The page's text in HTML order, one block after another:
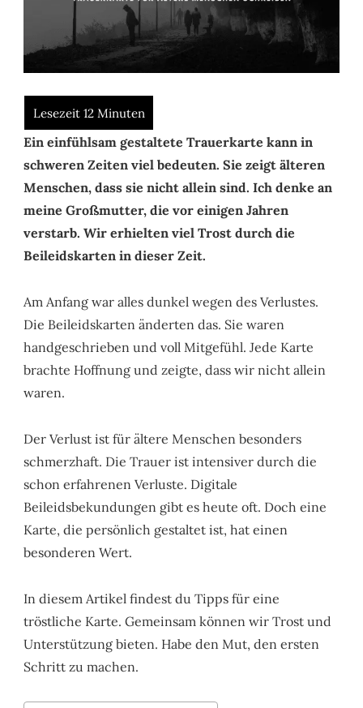
Ein einfühlsam gestaltete Trauerkarte kann in
schweren Zeiten viel bedeuten. Sie zeigt älteren
Menschen, dass sie nicht allein sind. Ich denke an
meine Großmutter, die vor einigen Jahren
verstarb. Wir erhielten viel Trost durch die
Beileidskarten in dieser Zeit.
Am Anfang war alles dunkel wegen des Verlustes.
Die Beileidskarten änderten das. Sie waren
handgeschrieben und voll Mitgefühl. Jede Karte
brachte Hoffnung und zeigte, dass wir nicht allein
waren.
Der Verlust ist für ältere Menschen besonders
schmerzhaft. Die Trauer ist intensiver durch die
schon erfahrenen Verluste. Digitale
Beileidsbekundungen gibt es heute oft. Doch eine
Karte, die persönlich gestaltet ist, hat einen
besonderen Wert.
In diesem Artikel findest du Tipps für eine
tröstliche Karte. Gemeinsam können wir Trost und
Unterstützung bieten. Habe den Mut, den ersten
Schritt zu machen.